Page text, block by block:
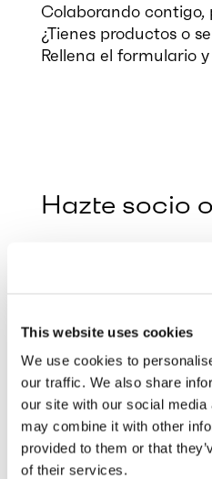
This website uses cookies
We use cookies to
our traffic. We also share
our site with our social
may combine it with other
provided to them or that
of their services.
Colaborando contigo,
¿Tienes productos o
Rellena el formulario
Hazte socio
Apellidos
Empresa